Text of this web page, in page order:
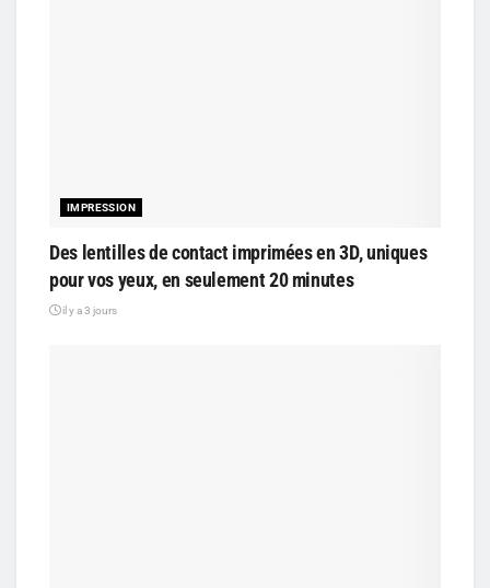
IMPRESSION
Des lentilles de contact imprimées en 3D, uniques
pour vos yeux, en seulement 20 minutes
il y a 3 jours